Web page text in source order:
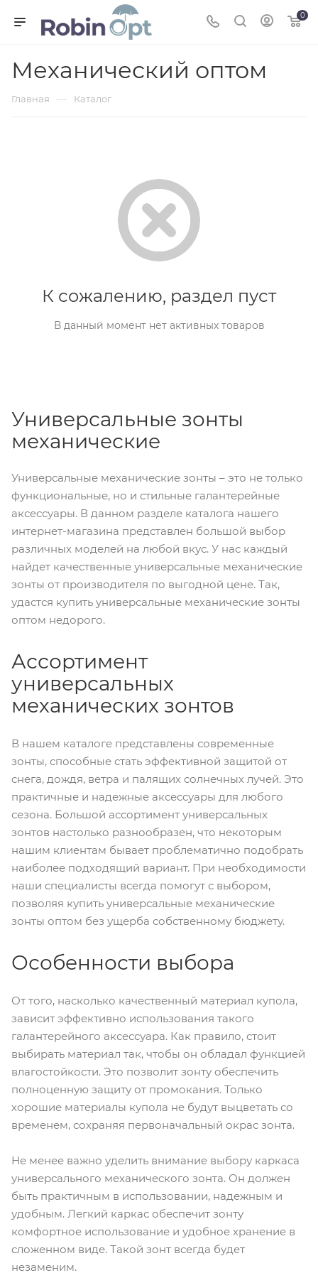
0
Механический оптом
Главная — Каталог
К сожалению, раздел пуст
В данный момент нет активных товаров
Универсальные зонты
механические
Универсальные механические зонты – это не только
функциональные, но и стильные галантерейные
аксессуары. В данном разделе каталога нашего
интернет-магазина представлен большой выбор
различных моделей на любой вкус. У нас каждый
найдет качественные универсальные механические
зонты от производителя по выгодной цене. Так,
удастся купить универсальные механические зонты
оптом недорого.
Ассортимент
универсальных
механических зонтов
В нашем каталоге представлены современные
зонты, способные стать эффективной защитой от
снега, дождя, ветра и палящих солнечных лучей. Это
практичные и надежные аксессуары для любого
сезона. Большой ассортимент универсальных
зонтов настолько разнообразен, что некоторым
нашим клиентам бывает проблематично подобрать
наиболее подходящий вариант. При необходимости
наши специалисты всегда помогут с выбором,
позволяя купить универсальные механические
зонты оптом без ущерба собственному бюджету.
Особенности выбора
От того, насколько качественный материал купола,
зависит эффективно использования такого
галантерейного аксессуара. Как правило, стоит
выбирать материал так, чтобы он обладал функцией
влагостойкости. Это позволит зонту обеспечить
полноценную защиту от промокания. Только
хорошие материалы купола не будут выцветать со
временем, сохраняя первоначальный окрас зонта.
Не менее важно уделить внимание выбору каркаса
универсального механического зонта. Он должен
быть практичным в использовании, надежным и
удобным. Легкий каркас обеспечит зонту
комфортное использование и удобное хранение в
сложенном виде. Такой зонт всегда будет
незаменим.